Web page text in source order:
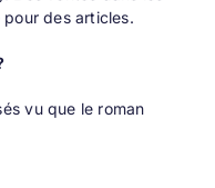
des articles.
vu que le roman